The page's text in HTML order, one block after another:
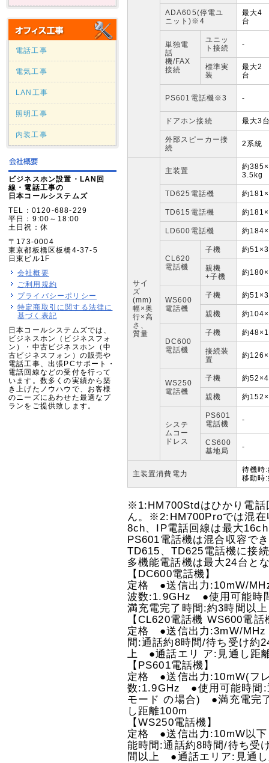
電話工事
電気工事
LAN工事
照明工事
内装工事
ビジネスホン設置・LAN回
線・電話工事の
日本コールシステムズ
TEL：0120-688-229
平日：9:00～18:00
土日祝：休
〒173-0004
東京都板橋区板橋4-37-5
日東ビル1F
会社概要
ご利用規約
プライバシーポリシー
特定商取引に関する法律に
基づく表記
日本コールシステムズでは、
ビジネスホン（ビジネスフォ
ン）・中古ビジネスホン（中
古ビジネスフォン）の販売や
電話工事、出張PCサポート・
電話回線などの受付を行って
います。数多くの実績から築
き上げたノウハウで、お客様
のニーズにあわせた最適なプ
ランをご提供致します。
ADA605(停電ユ
ニット)※4
最大4
台
単独電
話
機/FAX
接続
ユニッ
ト接続
-
標準実
装
最大2
台
PS601電話機※3 -
ドアホン接続 最大3
外部スピーカー接
続
2系統
サイ
ズ
(mm)
幅×奥
行×高
さ、
質量
主装置
約
3.5kg
TD625電話機 約
TD615電話機 約
LD600電話機 約
CL620
電話機
子機 約
親機
+子機
約
WS600
電話機
子機 約
親機 約
DC600
電話機
子機 約
接続装
置
約
WS250
電話機
子機 約
親機 約
システ
ムコー
ドレス
PS601
電話機
-
CS600
基地局
-
主装置消費電力
待機時
移動時
※1:HM700Stdはひかり電話
ん。※2:HM700Proでは混在
8ch、IP電話回線は最大
PS601電話機は混合収容で
TD615、TD625電話機に接
多機能電話機は最大24台と
【DC600電話機】
定格 ●送信出力:10mW/
波数:1.9GHz ●使用可能時
満充電完了時間:約3時間以
【CL620電話機 WS600電話
定格 ●送信出力:3mW/
間:通話約8時間/待ち受け
上 ●通話エリ ア:見通し距
【PS601電話機】
定格 ●送信出力:10mW(フ
数:1.9GHz ●使用可能時間:
モード の場合) ●満充電完
し距離100m
【WS250電話機】
定格 ●送信出力:10mW以
能時間:通話約8時間/待ち
間以上 ●通話エリア:見通